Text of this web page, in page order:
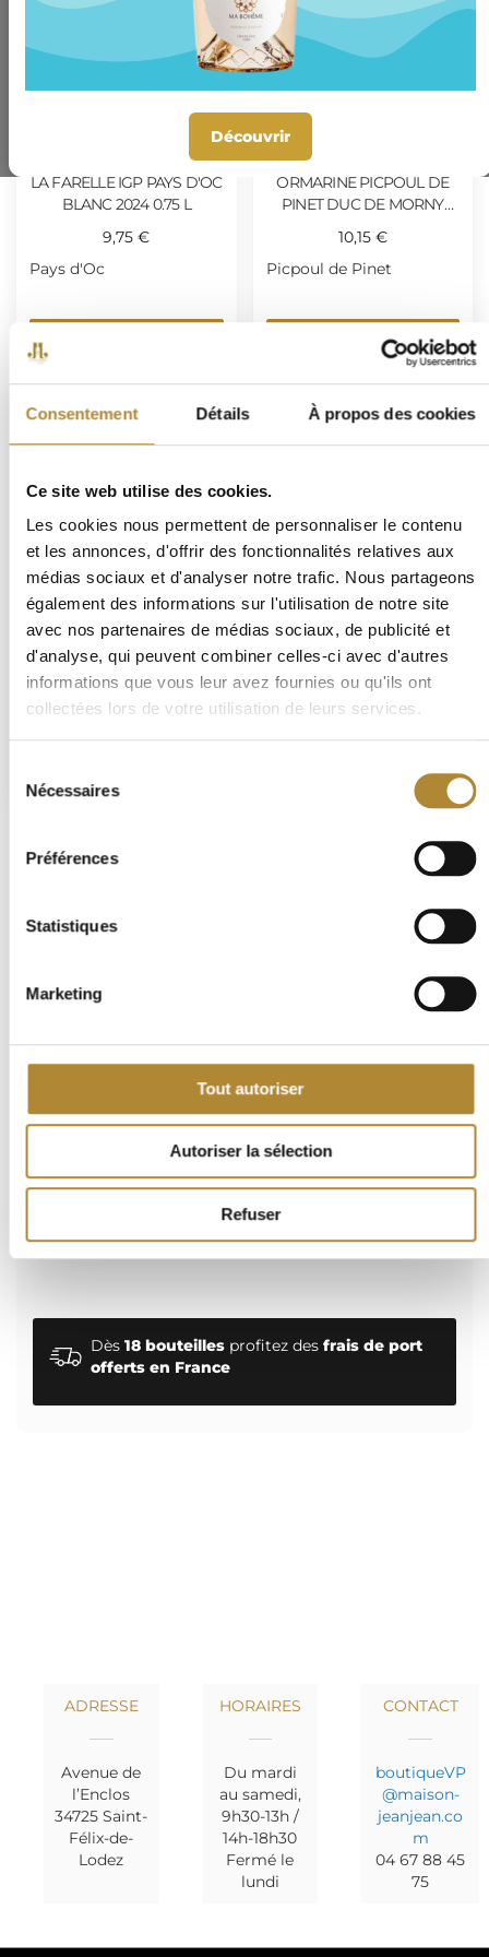
Consentement Détails À propos des cookies
Ce site web utilise des cookies.
Les cookies nous permettent de personnaliser le contenu
et les annonces, d'offrir des fonctionnalités relatives aux
médias sociaux et d'analyser notre trafic. Nous partageons
également des informations sur l'utilisation de notre site
avec nos partenaires de médias sociaux, de publicité et
d'analyse, qui peuvent combiner celles-ci avec d'autres
informations que vous leur avez fournies ou qu'ils ont
collectées lors de votre utilisation de leurs services.
Nécessaires
Préférences
Statistiques
Marketing
Tout autoriser
Autoriser la sélection
Refuser
LA FARELLE IGP PAYS D'OC
BLANC 2024 0.75 L
9,75 €
Pays d'Oc
ORMARINE PICPOUL DE
PINET DUC DE MORNY
10,15 €
Picpoul de Pinet
AJOUTER
CLAVELINES AOP PICPOUL
DE PINET BLANC 2025 0.75
L
10,15 €
Picpoul de Pinet
DE PINET BLANC 2024 1.5 L
25,50 €
Picpoul de Pinet
Ma commande
Dès 18 bouteilles profitez des frais de port
offerts en France
ADRESSE
Avenue de
l’Enclos
34725 Saint-
Félix-de-
Lodez
HORAIRES
Du mardi
au samedi,
9h30-13h /
14h-18h30
Fermé le
lundi
CONTACT
boutiqueVP
@maison-
jeanjean.co
m
04 67 88 45
75
Découvrir